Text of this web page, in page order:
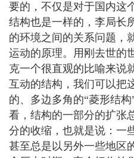
要的，不仅是对于国内这
结构也是一样的，李局长
的环境之间的关系问题，
运动的原理。用刚去世的
克一个很直观的比喻来说
互动的结构，我们可以把
的、多边多角的“菱形结
看，结构的一部分的扩张
分的收缩，也就是说：一
甚至总是以另外一些地区